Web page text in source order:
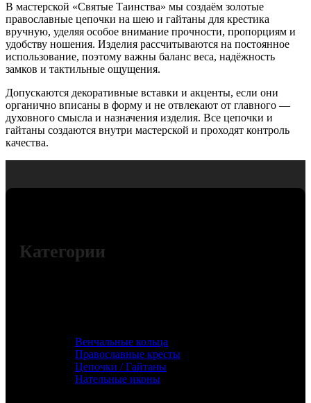
В мастерской «Святые Таинства» мы создаём золотые
православные цепочки на шею и гайтаны для крестика
вручную, уделяя особое внимание прочности, пропорциям и
удобству ношения. Изделия рассчитываются на постоянное
использование, поэтому важны баланс веса, надёжность
замков и тактильные ощущения.
Допускаются декоративные вставки и акценты, если они
органично вписаны в форму и не отвлекают от главного —
духовного смысла и назначения изделия. Все цепочки и
гайтаны создаются внутри мастерской и проходят контроль
качества.
Категории
Венчальные кольца
Православные кресты
Цепочки / Гайтаны
Нательные иконы